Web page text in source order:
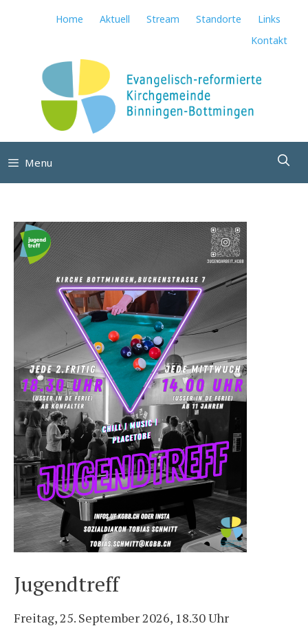
Home Aktuell Stream Standorte
Links
Kontakt
Menu
Jugendtreff
Freitag, 25. September 2026, 18.30 Uhr